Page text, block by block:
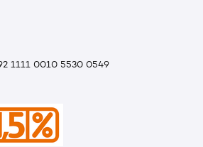
1111 0010 5530 0549